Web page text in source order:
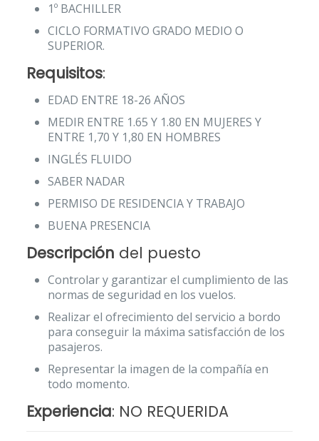
1º BACHILLER
CICLO FORMATIVO GRADO MEDIO O
SUPERIOR.
Requisitos:
EDAD ENTRE 18-26 AÑOS
MEDIR ENTRE 1.65 Y 1.80 EN MUJERES Y
ENTRE 1,70 Y 1,80 EN HOMBRES
INGLÉS FLUIDO
SABER NADAR
PERMISO DE RESIDENCIA Y TRABAJO
BUENA PRESENCIA
Descripción del puesto
Controlar y garantizar el cumplimiento de las
normas de seguridad en los vuelos.
Realizar el ofrecimiento del servicio a bordo
para conseguir la máxima satisfacción de los
pasajeros.
Representar la imagen de la compañía en
todo momento.
Experiencia: NO REQUERIDA